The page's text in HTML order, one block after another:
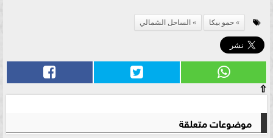
حمو بيكا الساحل الشمالي
⇧
موضوعات متعلقة